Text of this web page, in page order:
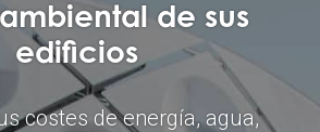
de sus
edificios
costes de energía, agua,